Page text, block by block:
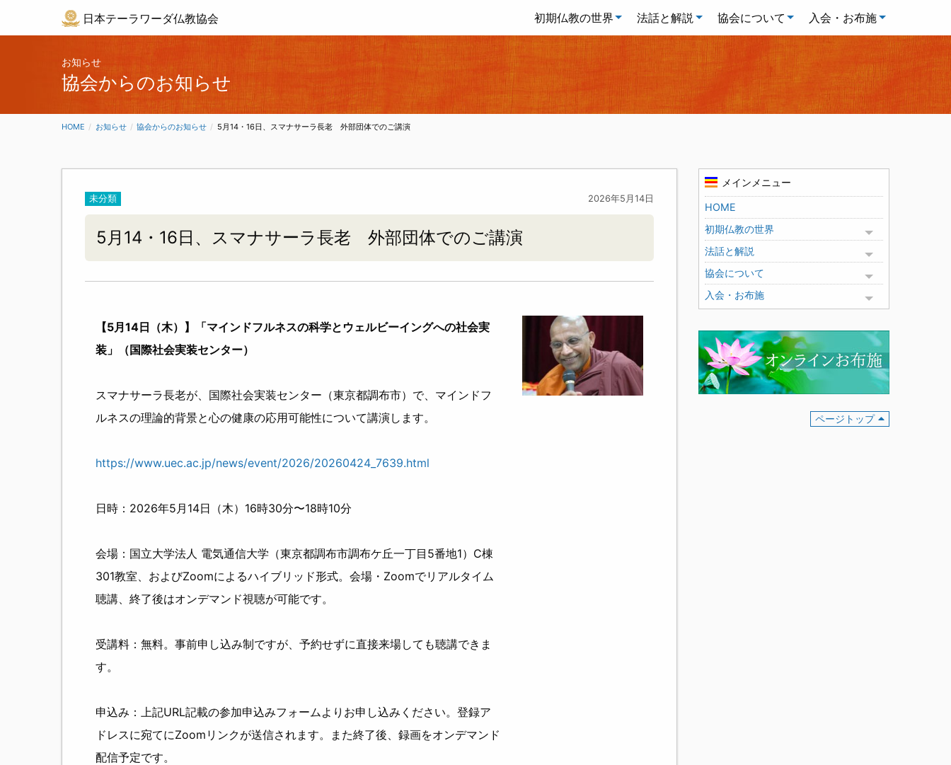
日本テーラワーダ仏教協会 初期仏教の世界 法話と解説 協会について 入会・お布施
お知らせ
協会からのお知らせ
HOME お知らせ 協会からのお知らせ CURRENT:
5月14・16日、スマナサーラ長老 外部団体でのご講演
未分類 2026年5月14日
5月14・16日、スマナサーラ長老 外部団体でのご講演
【5月14日（木）】「マインドフルネスの科学とウェルビーイングへの社会実
装」（国際社会実装センター）
スマナサーラ長老が、国際社会実装センター（東京都調布市）で、マインドフ
ルネスの理論的背景と心の健康の応用可能性について講演します。
https://www.uec.ac.jp/news/event/2026/20260424_7639.html
日時：2026年5月14日（木）16時30分〜18時10分
会場：国立大学法人 電気通信大学（東京都調布市調布ケ丘一丁目5番地1）C棟
301教室、およびZoomによるハイブリッド形式。会場・Zoomでリアルタイム
聴講、終了後はオンデマンド視聴が可能です。
受講料：無料。事前申し込み制ですが、予約せずに直接来場しても聴講できま
す。
申込み：上記URL記載の参加申込みフォームよりお申し込みください。登録ア
ドレスに宛てにZoomリンクが送信されます。また終了後、録画をオンデマンド
配信予定です。
メインメニュー
HOME
初期仏教の世界
Toggle menu
法話と解説
Toggle menu
協会について
Toggle menu
入会・お布施
Toggle menu
ページトップ